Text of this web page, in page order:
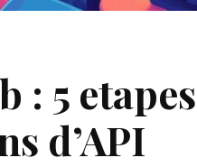
: 5 etapes
d’API